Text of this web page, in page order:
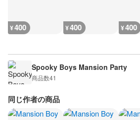
¥400 ¥400 ¥400
Spooky Boys Mansion Party
商品数41
同じ作者の商品